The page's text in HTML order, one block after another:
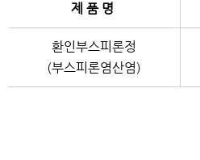
제 품 명
환인부스피론정
(부스피론염산염)